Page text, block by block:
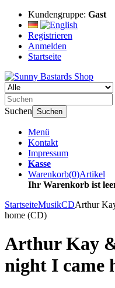
Kundengruppe: Gast
Registrieren
Anmelden
Startseite
Suchen Suchen
Menü
Kontakt
Impressum
Kasse
Warenkorb(0)Artikel
Ihr Warenkorb ist
StartseiteMusikCDArthur
home (CD)
Arthur Kay
night I came